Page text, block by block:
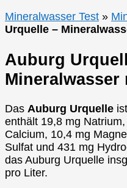
Mineralwasser Test »
Urquelle –
Auburg
Mineralwasser
Das Auburg Urquelle
enthält 19,8 mg
Calcium, 10,4 mg
Sulfat und 431 mg
das Auburg Urquelle
pro Liter.